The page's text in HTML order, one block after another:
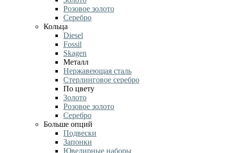
Розовое золото
Серебро
Кольца
Diesel
Fossil
Skagen
Металл
Нержавеющая сталь
Стерлинговое серебро
По цвету
Золото
Розовое золото
Серебро
Больше опций
Подвески
Запонки
Ювелирные наборы